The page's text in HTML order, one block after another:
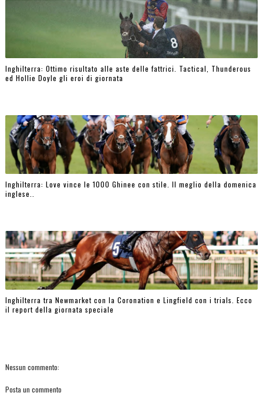
Inghilterra: Ottimo risultato alle aste delle fattrici. Tactical, Thunderous
ed Hollie Doyle gli eroi di giornata
Inghilterra: Love vince le 1000 Ghinee con stile. Il meglio della domenica
inglese..
Inghilterra tra Newmarket con la Coronation e Lingfield con i trials. Ecco
il report della giornata speciale
Nessun commento:
Posta un commento